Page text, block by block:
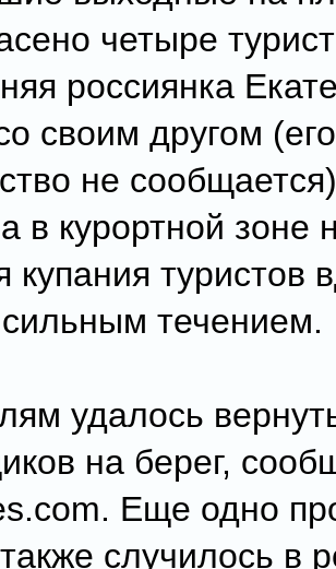
четыре
россиянка
своим другом (его
не
в курортной зоне
купания туристов
течением.
удалось
на берег,
Еще одно
случилось в